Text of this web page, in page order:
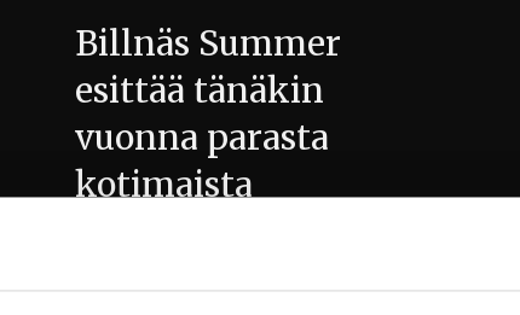
Billnäs Summer
esittää tänäkin
vuonna parasta
kotimaista
upia ja muuta